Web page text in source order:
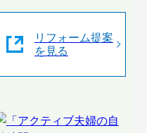
リフォーム提案
を見る